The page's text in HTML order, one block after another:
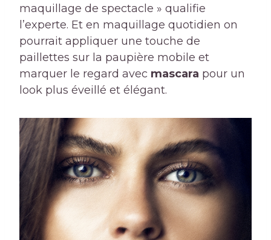
maquillage de spectacle » qualifie
l’experte. Et en maquillage quotidien on
pourrait appliquer une touche de
paillettes sur la paupière mobile et
marquer le regard avec mascara pour un
look plus éveillé et élégant.